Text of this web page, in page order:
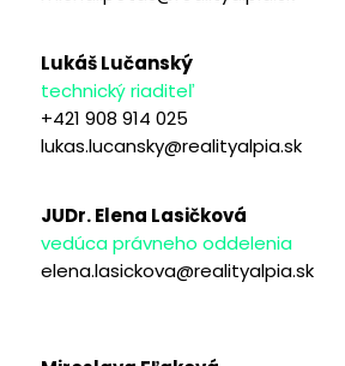
Lukáš Lučanský
technický riaditeľ
+421 908 914 025
lukas.lucansky@realityalpia.sk
JUDr. Elena Lasičková
vedúca právneho oddelenia
elena.lasickova@realityalpia.sk